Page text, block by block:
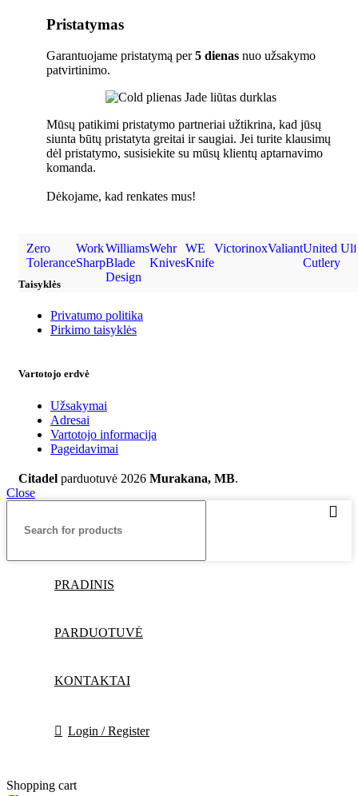
Pristatymas
Garantuojame pristatymą per5 dienas nuo užsakymo
patvirtinimo.
Mūsų patikimi pristatymo partneriai užtikrina, kad jūsų
siunta būtų pristatyta greitai ir saugiai. Jei turite klausimų
dėl pristatymo, susisiekite su mūsų klientų aptarnavimo
komanda.
Dėkojame, kad renkates mus!
Zero
Tolerance
Work
Sharp
Williams
Blade
Design
Wehr
Knives
WE
Knife
VictorinoxValiantUnited
Cutlery
Taisyklės
Privatumo politika
Pirkimo taisyklės
Vartotojo erdvė
Užsakymai
Adresai
Vartotojo informacija
Pageidavimai
Citadel parduotuvė 2026 Murakana, MB.
Close
PRADINIS
PARDUOTUVĖ
KONTAKTAI
Login / Register
Shopping cart